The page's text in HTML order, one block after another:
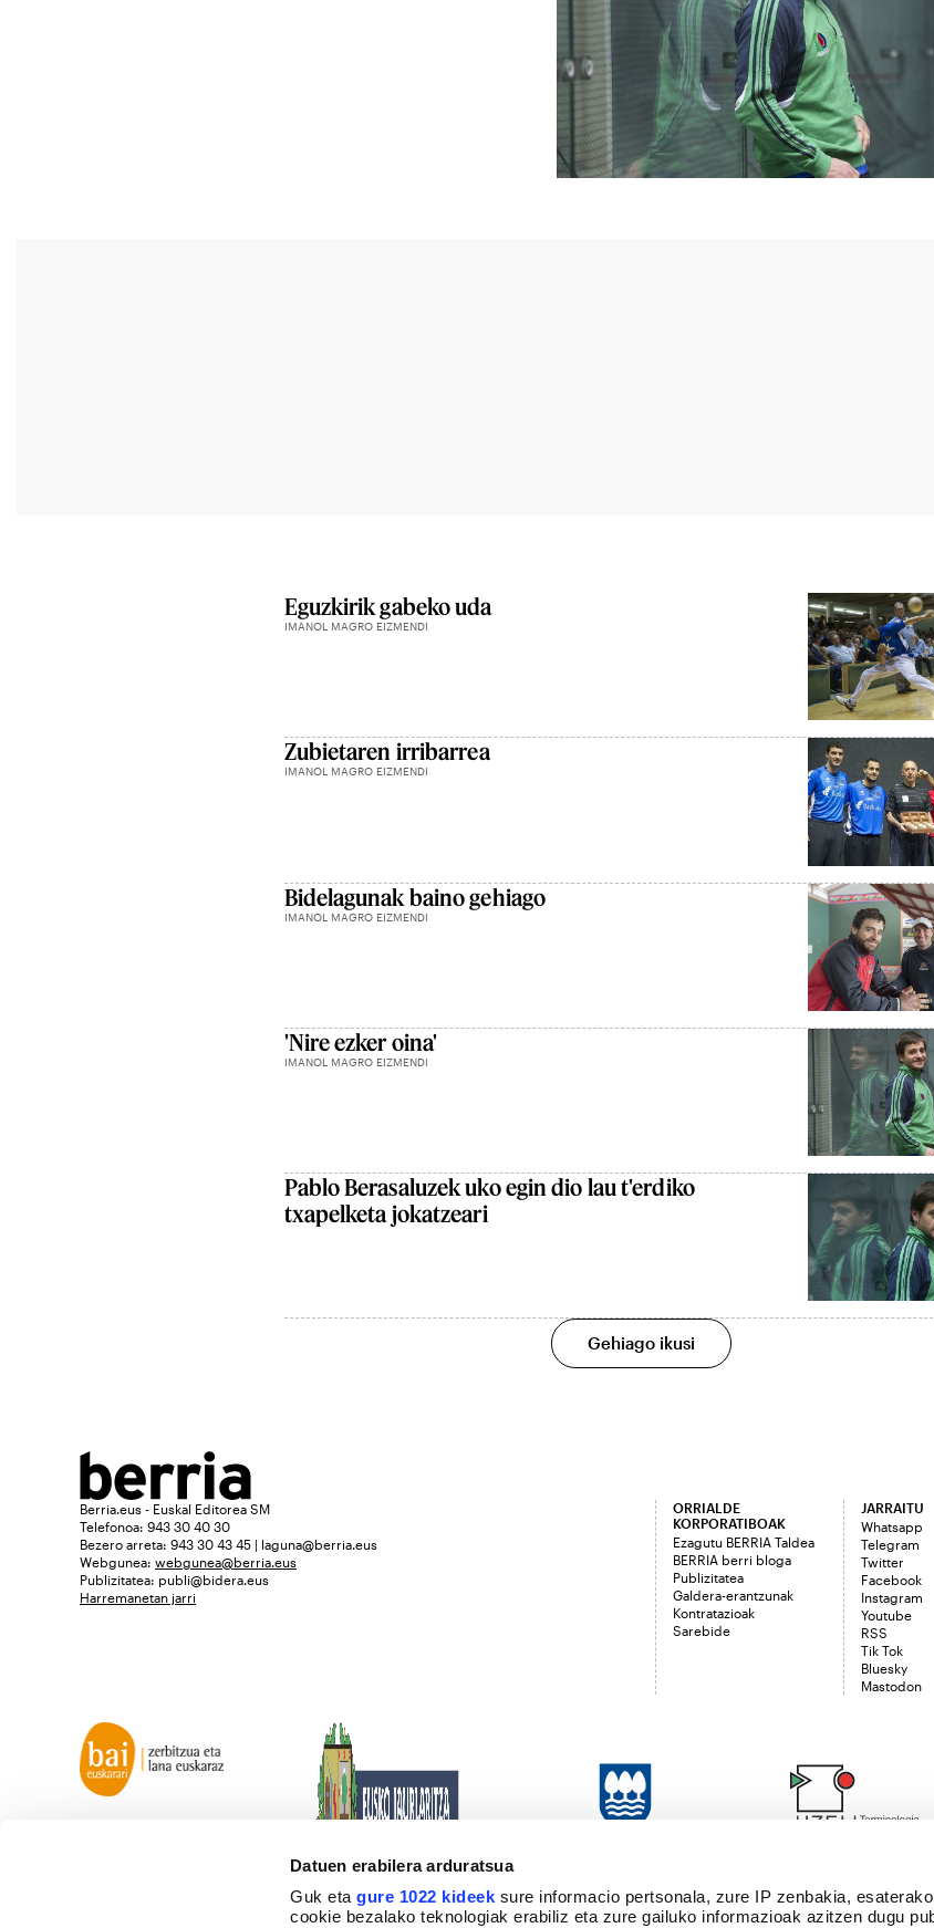
Datuen erabilera arduratsua
Guk etagure 1022 kideek sure informacio pertsonala, zure IP zenbakia,
cookie bezalako teknologiak erabiliz eta zure gailuko informazioak azitzen dugu
Eguzkirik gabeko uda
IMANOL MAGRO EIZMENDI
Zubietaren irribarrea
IMANOL MAGRO EIZMENDI
Bidelagunak baino gehiago
IMANOL MAGRO EIZMENDI
'Nire ezker oina'
IMANOL MAGRO EIZMENDI
Pablo Berasaluzek uko egin dio lau t'erdiko
txapelketa jokatzeari
Gehiago ikusi
Berria.eus - Euskal Editorea SM
Telefonoa: 943 30 40 30
Bezero arreta: 943 30 43 45 | laguna@berria.eus
Webgunea: webgunea@berria.eus
Publizitatea: publi@bidera.eus
Harremanetan jarri
ORRIALDE
KORPORATIBOAK
Ezagutu BERRIA Taldea
BERRIA berri bloga
Publizitatea
Galdera-erantzunak
Kontratazioak
Sarebide
JARRAITU
Whatsapp
Telegram
Twitter
Facebook
Instagram
Youtube
RSS
Tik Tok
Bluesky
Mastodon